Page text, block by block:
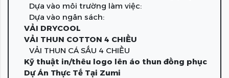
Dựa vào môi trường làm việc:
Dựa vào ngân sách:
VẢI DRYCOOL
VẢI THUN COTTON 4 CHIỀU
VẢI THUN CÁ SẤU 4 CHIỀU
Kỹ thuật in/thêu logo lên áo thun đồng phục
Dự Án Thực Tế Tại Zumi